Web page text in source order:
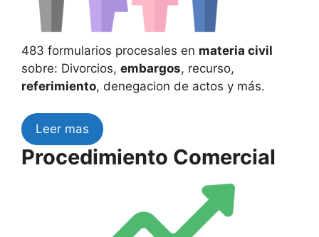
483 formularios procesales en materia civil
sobre: Divorcios, embargos, recurso,
referimiento, denegacion de actos y más.
Leer mas
Procedimiento Comercial